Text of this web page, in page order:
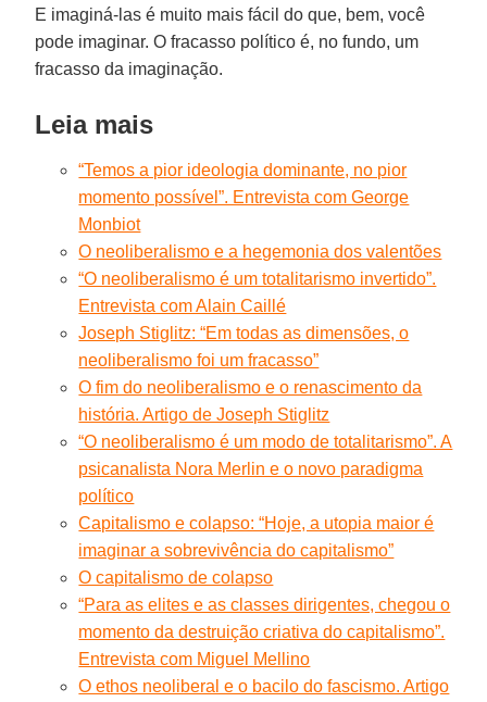
E imaginá-las é muito mais fácil do que, bem, você
pode imaginar. O fracasso político é, no fundo, um
fracasso da imaginação.
Leia mais
“Temos a pior ideologia dominante, no pior
momento possível”. Entrevista com George
Monbiot
O neoliberalismo e a hegemonia dos valentões
“O neoliberalismo é um totalitarismo invertido”.
Entrevista com Alain Caillé
Joseph Stiglitz: “Em todas as dimensões, o
neoliberalismo foi um fracasso”
O fim do neoliberalismo e o renascimento da
história. Artigo de Joseph Stiglitz
“O neoliberalismo é um modo de totalitarismo”. A
psicanalista Nora Merlin e o novo paradigma
político
Capitalismo e colapso: “Hoje, a utopia maior é
imaginar a sobrevivência do capitalismo”
O capitalismo de colapso
“Para as elites e as classes dirigentes, chegou o
momento da destruição criativa do capitalismo”.
Entrevista com Miguel Mellino
O ethos neoliberal e o bacilo do fascismo. Artigo